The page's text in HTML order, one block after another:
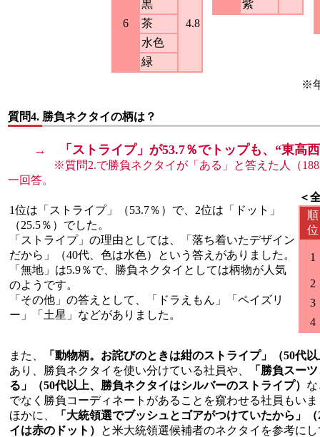
6 4.8
黒
茶
水色
緑
紫
※
質問4. 勝負ネクタイの柄は？
→ 「ストライプ」が53.7％でトップも、“東高西
※質問2.で勝負ネクタイが「ある」と答えた人（188
一回答。
1位は「ストライプ」（53.7％）で、2位は「ドット」
（25.5％）でした。
「ストライプ」の理由としては、「落ち着いたデザイン
だから」（40代、色は水色）という答えがありました。
「無地」は5.9％で、勝負ネクタイとしては柄物が人気
のようです。
「その他」の答えとして、「ドラえもん」「ペイズリ
ー」「土星」などがありました。
＜
順
位
1
2
3
4
また、
「動物柄。お詫びのときは紺のストライプ」（50代
あり、勝負ネクタイを使い分けている社員や、
「勝負スー
る」（50代以上、勝負ネクタイはシルバーのストライプ）
でなく勝負コーディネートがあることを窺わせる社員もい
ほかに、
「大統領選でブッシュとゴアがつけていたから」
イは赤のドット）
と米大統領選候補者のネクタイを参考に